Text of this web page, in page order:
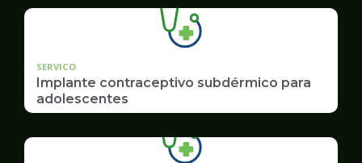
SERVICO
Implante contraceptivo subdérmico para
adolescentes